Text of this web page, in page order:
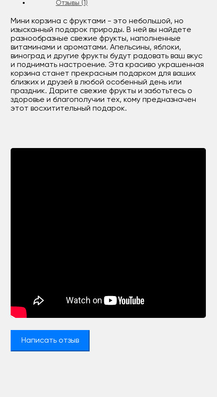
Отзывы (1)
Мини корзина с фруктами - это небольшой, но
изысканный подарок природы. В ней вы найдете
разнообразные свежие фрукты, наполненные
витаминами и ароматами. Апельсины, яблоки,
виноград и другие фрукты будут радовать ваш вкус
и поднимать настроение. Эта красиво украшенная
корзина станет прекрасным подарком для ваших
близких и друзей в любой особенный день или
праздник. Дарите свежие фрукты и заботьтесь о
здоровье и благополучии тех, кому предназначен
этот восхитительный подарок.
Написать отзыв